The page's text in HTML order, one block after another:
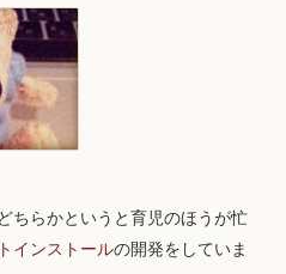
ちらかというと育児のほうが忙
インストールの開発をしていま